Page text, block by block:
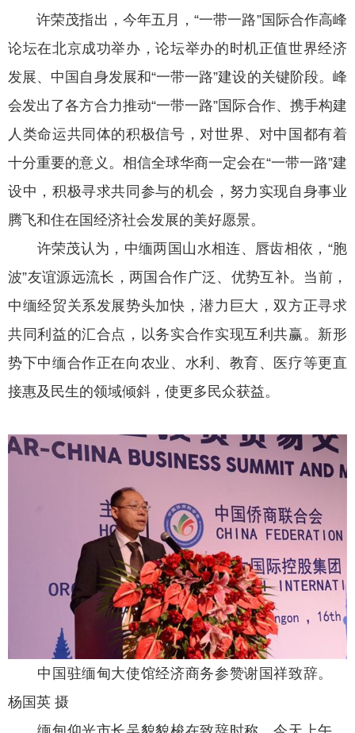
许荣茂指出，今年五月，“一带一路”国际合作高峰
论坛在北京成功举办，论坛举办的时机正值世界经济
发展、中国自身发展和“一带一路”建设的关键阶段。峰
会发出了各方合力推动“一带一路”国际合作、携手构建
人类命运共同体的积极信号，对世界、对中国都有着
十分重要的意义。相信全球华商一定会在“一带一路”建
设中，积极寻求共同参与的机会，努力实现自身事业
腾飞和住在国经济社会发展的美好愿景。
许荣茂认为，中缅两国山水相连、唇齿相依，“胞
波”友谊源远流长，两国合作广泛、优势互补。当前，
中缅经贸关系发展势头加快，潜力巨大，双方正寻求
共同利益的汇合点，以务实合作实现互利共赢。新形
势下中缅合作正在向农业、水利、教育、医疗等更直
接惠及民生的领域倾斜，使更多民众获益。
中国驻缅甸大使馆经济商务参赞谢国祥致辞。
杨国英 摄